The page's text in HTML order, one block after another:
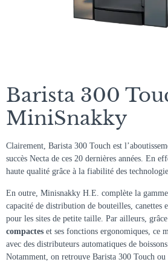
Barista 300
MiniSnakky
Clairement, Barista 300 Touch est
succès Necta de ces 20 dernières années. En
haute qualité grâce à la fiabilité des
En outre, Minisnakky H.E. complète la
capacité de distribution de bouteilles, canettes
pour les sites de petite taille. Par ailleurs, grâce
compactes et ses fonctions ergonomiques, ce
avec des distributeurs automatiques de
Notamment, on retrouve Barista 300 Touch